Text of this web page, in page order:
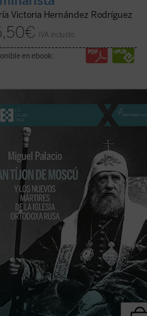
Victoria Hernández Rodríguez
€ IVA incluido
en ebook:
Tíjon de Moscú fue elegido patriarca en
1917, en los días de la revolución rusa. Su
mandato no duró ni ocho años. Falleció
en 1925, a los sesenta años, casi seguro
envenenado. En 1989 fue declarado
el primero de los nuevos mártires
(ver ficha)